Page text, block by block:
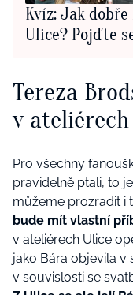
Kvíz: Jak
Ulice? Pojďte
Tereza
v
Pro všechny
pravidelně ptali, to
můžeme prozradit i
bude mít vlastní
v ateliérech Ulice
jako Bára objevila v
v souvislosti se